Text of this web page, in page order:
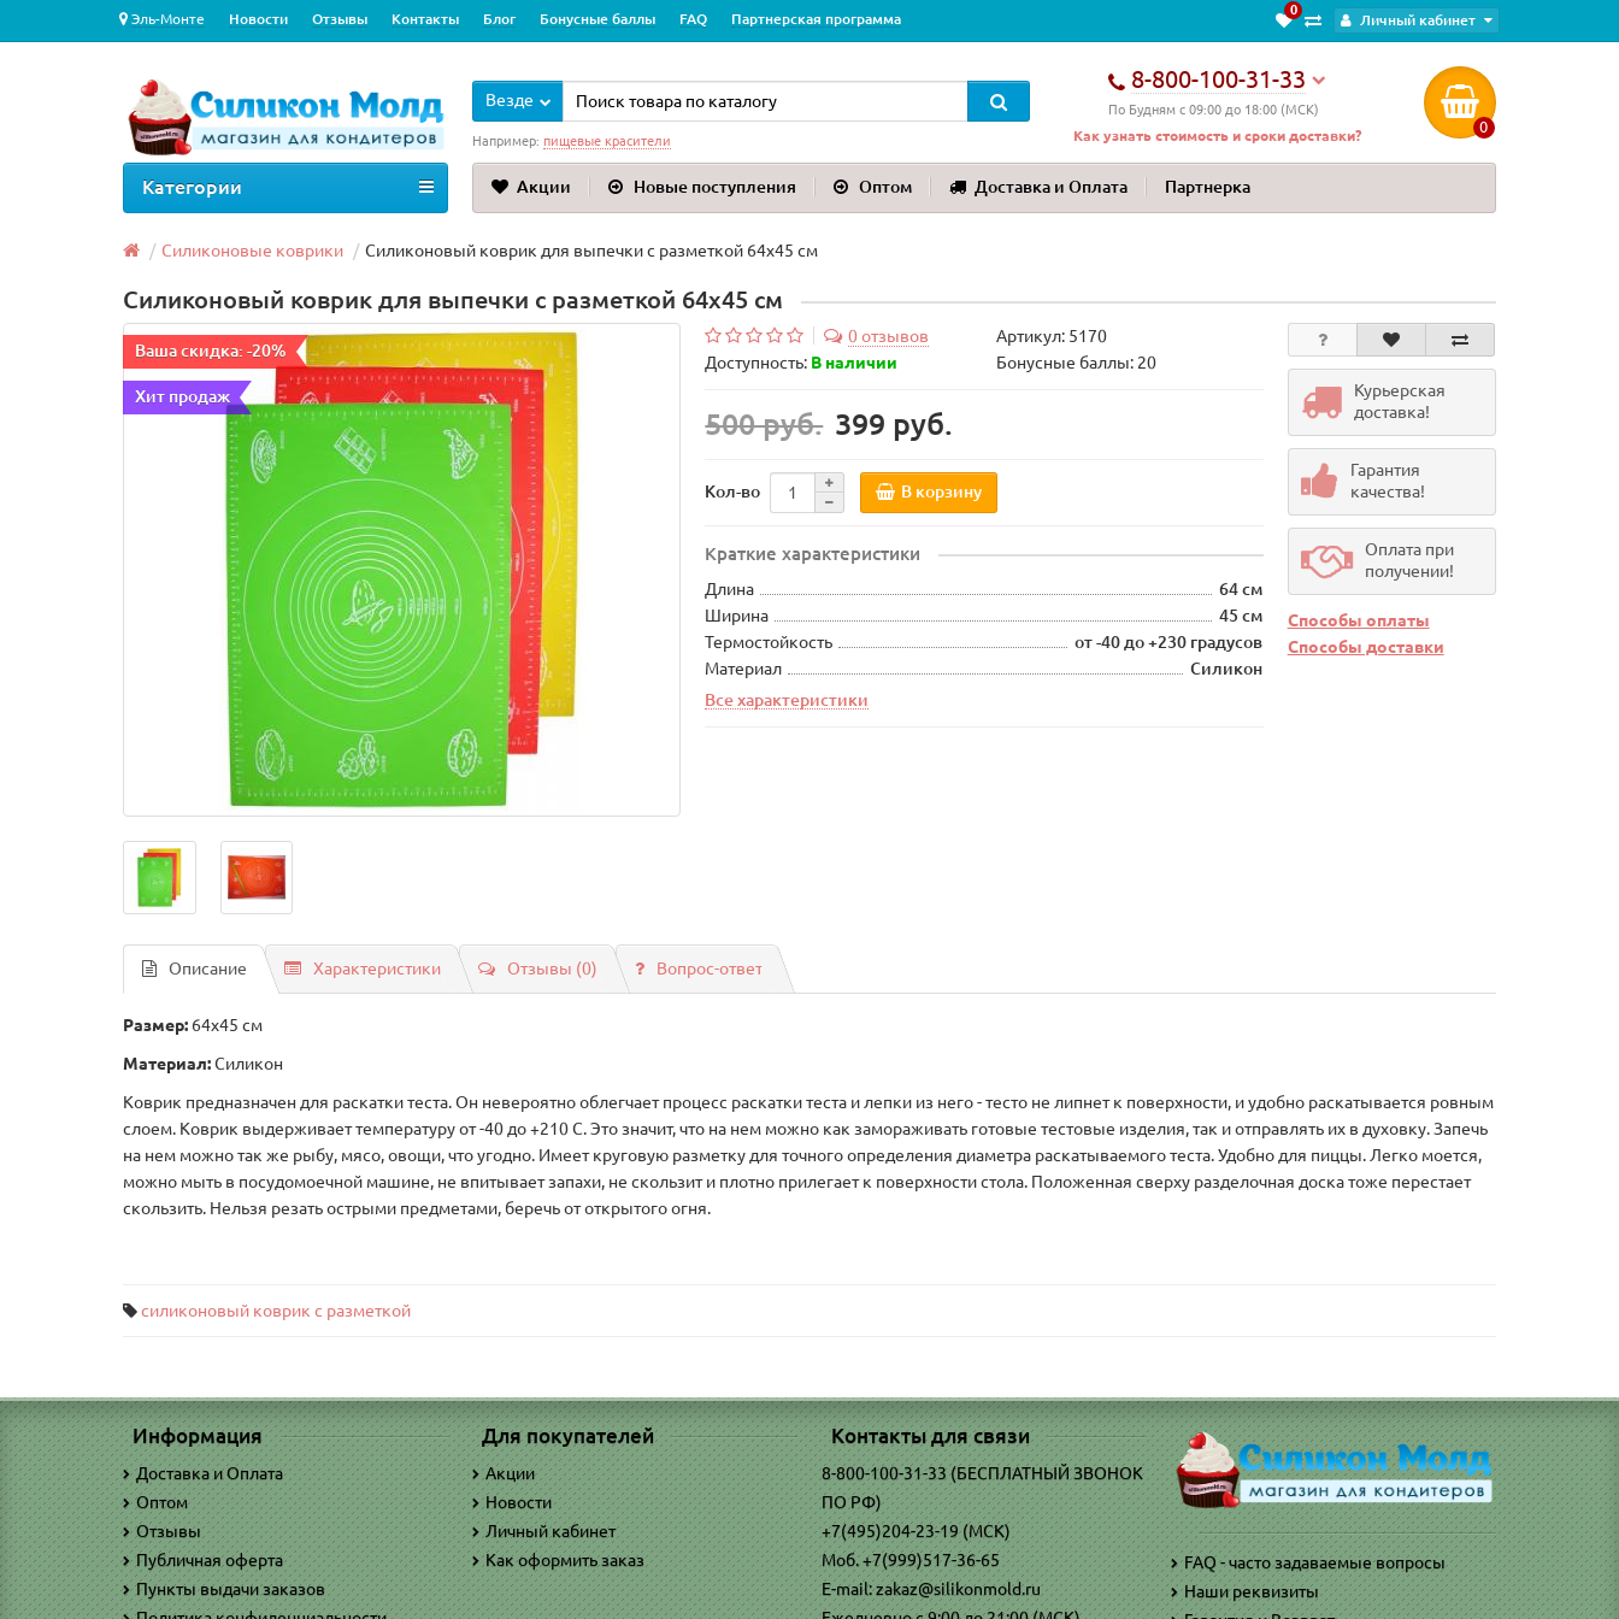
0
Личный кабинет
Эль-Монте Новости Отзывы Контакты Блог Бонусные баллы FAQ Партнерская программа
8-800-100-31-33
По Будням с 09:00 до 18:00 (МСК)
Как узнать стоимость и сроки доставки?
0
Везде
Например: пищевые красители
Акции Новые поступления Оптом Доставка и Оплата Партнерка
Категории
Силиконовые коврики Силиконовый коврик для выпечки с разметкой 64х45 см
Силиконовый коврик для выпечки с разметкой 64х45 см
Ваша скидка: -20%
Хит продаж
0 отзывов Артикул: 5170
Доступность: В наличии Бонусные баллы: 20
500 руб. 399 руб.
Кол-во В корзину
Краткие характеристики
Длина
64 см
Ширина
45 см
Термостойкость
от -40 до +230 градусов
Материал
Силикон
Все характеристики
Курьерская
доставка!
Гарантия
качества!
Оплата при
получении!
Способы оплаты
Способы доставки
Описание Характеристики Отзывы (0) Вопрос-ответ
Размер: 64х45 см
Материал:Силикон
Коврик предназначен для раскатки теста. Он невероятно облегчает процесс раскатки теста и лепки из него - тесто не липнет к поверхности, и удобно раскатывается ровным
слоем. Коврик выдерживает температуру от -40 до +210 С. Это значит, что на нем можно как замораживать готовые тестовые изделия, так и отправлять их в духовку. Запечь
на нем можно так же рыбу, мясо, овощи, что угодно. Имеет круговую разметку для точного определения диаметра раскатываемого теста. Удобно для пиццы. Легко моется,
можно мыть в посудомоечной машине, не впитывает запахи, не скользит и плотно прилегает к поверхности стола. Положенная сверху разделочная доска тоже перестает
скользить. Нельзя резать острыми предметами, беречь от открытого огня.
силиконовый коврик с разметкой
Информация
Доставка и Оплата
Оптом
Отзывы
Публичная оферта
Пункты выдачи заказов
Для покупателей
Акции
Новости
Личный кабинет
Как оформить заказ
Контакты для связи
8-800-100-31-33 (БЕСПЛАТНЫЙ ЗВОНОК
ПО РФ)
+7(495)204-23-19 (МСК)
Моб. +7(999)517-36-65
E-mail: zakaz@silikonmold.ru
FAQ - часто задаваемые вопросы
Наши реквизиты